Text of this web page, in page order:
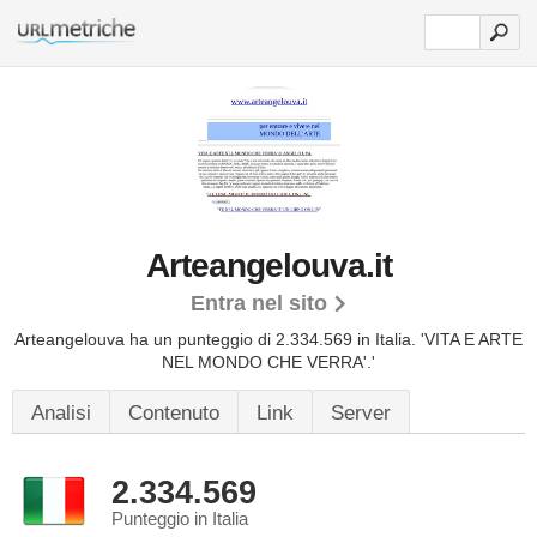
Arteangelouva.it
Entra nel sito
Arteangelouva ha un punteggio di 2.334.569 in Italia. 'VITA E ARTE
NEL MONDO CHE VERRA'.'
Analisi Contenuto Link Server
2.334.569
Punteggio in Italia